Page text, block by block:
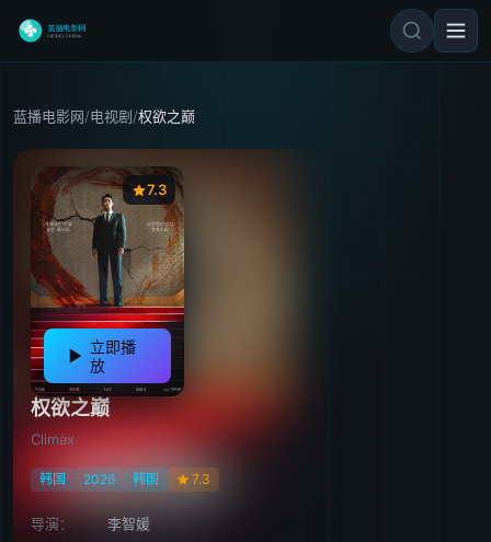
蓝播电影网/电视剧/权欲之巅
7.3
立即播
放
权欲之巅
Climax
韩国 2026 韩国 7.3
导演：
李智媛